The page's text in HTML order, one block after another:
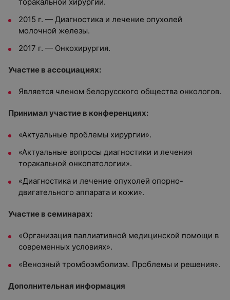
2015 г. — Диагностика и лечение опухолей
молочной железы.
2017 г. — Онкохирургия.
Участие в ассоциациях:
Является членом белорусского общества онкологов.
Принимал участие в конференциях:
«Актуальные проблемы хирургии».
«Актуальные вопросы диагностики и лечения
торакальной онкопатологии».
«Диагностика и лечение опухолей опорно-
двигательного аппарата и кожи».
Участие в семинарах:
«Организация паллиативной медицинской помощи в
современных условиях».
«Венозный тромбоэмболизм. Проблемы и решения».
Дополнительная информация